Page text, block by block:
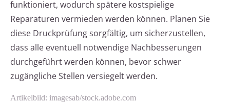
funktioniert, wodurch spätere kostspielige
Reparaturen vermieden werden können. Planen Sie
diese Druckprüfung sorgfältig, um sicherzustellen,
dass alle eventuell notwendige Nachbesserungen
durchgeführt werden können, bevor schwer
zugängliche Stellen versiegelt werden.
Artikelbild: imagesab/stock.adobe.com